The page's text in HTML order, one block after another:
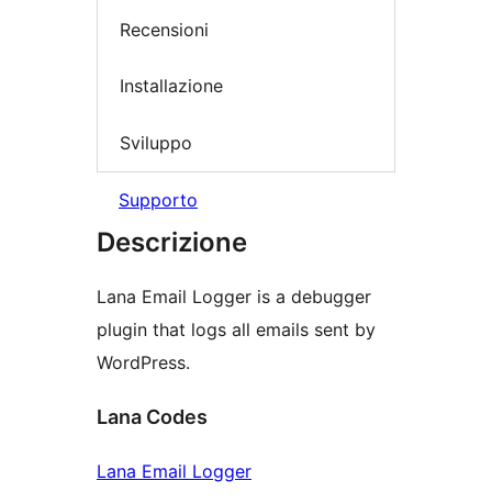
Recensioni
Installazione
Sviluppo
Supporto
Descrizione
Lana Email Logger is a debugger
plugin that logs all emails sent by
WordPress.
Lana Codes
Lana Email Logger